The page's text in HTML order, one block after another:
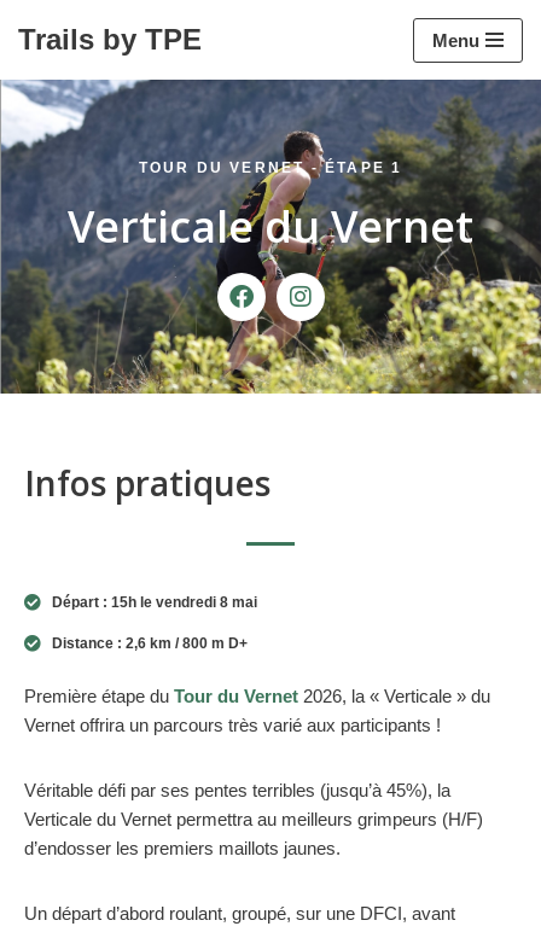
au
contenu
Trails by TPE Menu
TOUR DU VERNET - ÉTAPE 1
Verticale du Vernet
Infos pratiques
Départ : 15h le vendredi 8 mai
Distance : 2,6 km / 800 m D+
Première étape du Tour du Vernet 2026, la « Verticale » du
Vernet offrira un parcours très varié aux participants !
Véritable défi par ses pentes terribles (jusqu’à 45%), la
Verticale du Vernet permettra au meilleurs grimpeurs (H/F)
d’endosser les premiers maillots jaunes.
Un départ d’abord roulant, groupé, sur une DFCI, avant